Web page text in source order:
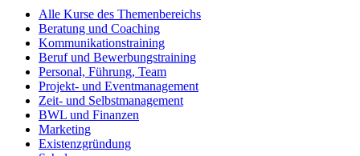
Alle Kurse des Themenbereichs
Beratung und Coaching
Kommunikationstraining
Beruf und Bewerbungstraining
Personal, Führung, Team
Projekt- und Eventmanagement
Zeit- und Selbstmanagement
BWL und Finanzen
Marketing
Existenzgründung